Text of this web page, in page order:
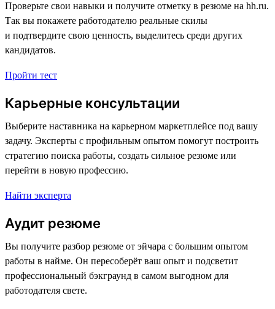
Проверьте свои навыки и получите отметку в резюме на hh.ru.
Так вы покажете работодателю реальные скилы
и подтвердите свою ценность, выделитесь среди других
кандидатов.
Пройти тест
Карьерные консультации
Выберите наставника на карьерном маркетплейсе под вашу
задачу. Эксперты с профильным опытом помогут построить
стратегию поиска работы, создать сильное резюме или
перейти в новую профессию.
Найти эксперта
Аудит резюме
Вы получите разбор резюме от эйчара с большим опытом
работы в найме. Он пересоберёт ваш опыт и подсветит
профессиональный бэкграунд в самом выгодном для
работодателя свете.